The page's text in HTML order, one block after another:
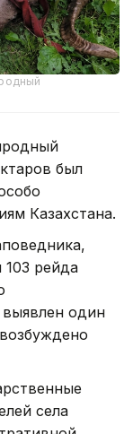
был
Казахстана.
103 рейда
выявлен один
села